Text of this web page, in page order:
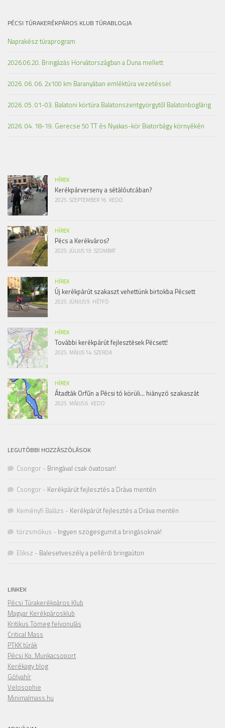
PÉCSI TÚRAKERÉKPÁROS KLUB TÚRABLOGJA
Naprakész túraprogram
2026.06.20. Bringázás Horvátországban a Duna mellett
2026. 06. 06. 2x100 km Baranyában emléktúra vezetéssel
2026. 05. 01-03. Balatoni körtúra Balatonszentgyörgytől Balatonboglárig
2026. 04. 18-19. Gerecse 50 TT és Nyakas-kör Biatorbágy környékén
HÍREK
Kerékpárverseny a sétálóutcában?
2025. SZEPTEMBER 16. KEDD
HÍREK
Pécs a Kerékváros?
2025. JÚLIUS 19. SZOMBAT
HÍREK
Új kerékpárút szakaszt vehettünk birtokba Pécsett
2025. JÚNIUS 9. HÉTFŐ
HÍREK
További kerékpárút fejlesztések Pécsett!
2025. MÁJUS 14. SZERDA
HÍREK
Átadták Orfűn a Pécsi tó körüli… hiányzó szakaszát
2025. MÁJUS 6. KEDD
LEGUTÓBBI HOZZÁSZÓLÁSOK
Csongor - Bringával csak óvatosan!
Csongor - Kerékpárút fejlesztés a Dráva mentén
Keményfi Balázs - Kerékpárút fejlesztés a Dráva mentén
törzsmókus - Ingyen szögesgumit a bringásoknak!
Eliksz - Balesetveszély a pellérdi bringaúton
LINKEK
Pécsi Túrakerékpáros Klub
Magyar Kerékpárosklub
Kritikus Tömeg felvonulás
Critical Mass
PTKK túrák
Pécsi Kp. Munkacsoport
Kerékagy blog
Gólyahír
Velosophie
Minimalmass.hu